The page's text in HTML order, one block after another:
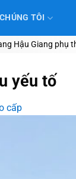
TÔI
Hậu Giang phụ
yếu tố
cấp